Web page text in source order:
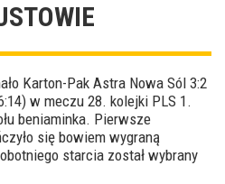
Karton-Pak Astra Nowa Sól 3:2
w meczu 28. kolejki PLS 1.
beniaminka. Pierwsze
się bowiem wygraną
starcia został wybrany